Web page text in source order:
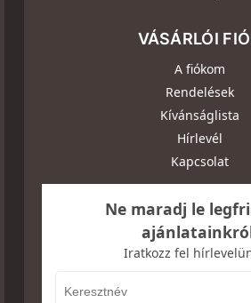
VÁSÁRLÓI
A fiókom
Rendelések
Kívánságlista
Hírlevél
Kapcsolat
Ne maradj le
Iratkozz fel